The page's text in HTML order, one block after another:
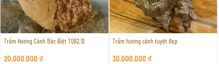
Trầm Hương Cảnh Đặc Biệt TQB2.12
20.000.000 ₫
Trầm hương cảnh tuyệt đẹp
30.000.000 ₫